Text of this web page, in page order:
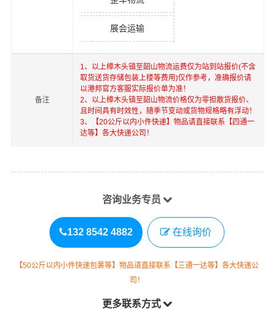
展会运输
备注
1、以上樟木头镇至韶山物流运费仅为站到站报价(不含
取货送货存储包装上楼等费用)仅作参考，准确报价请
以港邦官方客服实际报价单为准！
2、以上樟木头镇至韶山物流价格仅为零担散货报价、
且时间具有时效性，随季节变动或货物规格略有浮动！
3、【20公斤以内小件快递】物品请直接联系【四通一
达等】各大快递公司！
咨询业务专员
132 8542 4882 在线询价
【50公斤以内小件快递包裹等】物品请直接联系【三通一达等】各大快递公
司！
更多联系方式